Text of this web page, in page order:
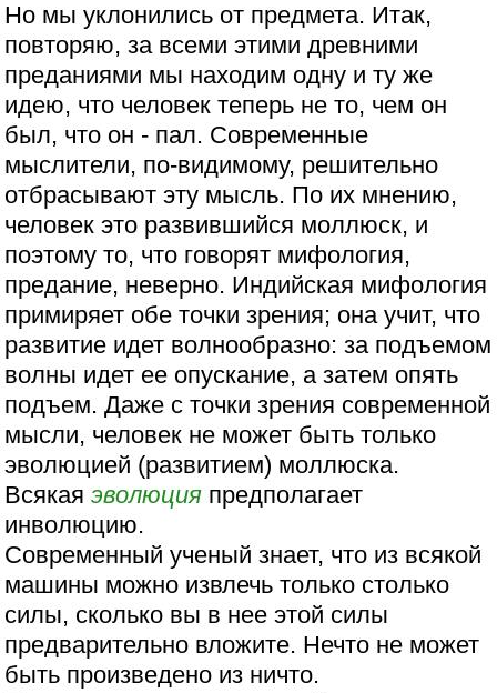
Но мы уклонились от предмета. Итак,
повторяю, за всеми этими древними
преданиями мы находим одну и ту же
идею, что человек теперь не то, чем он
был, что он - пал. Современные
мыслители, по-видимому, решительно
отбрасывают эту мысль. По их мнению,
человек это развившийся моллюск, и
поэтому то, что говорят мифология,
предание, неверно. Индийская мифология
примиряет обе точки зрения; она учит, что
развитие идет волнообразно: за подъемом
волны идет ее опускание, а затем опять
подъем. Даже с точки зрения современной
мысли, человек не может быть только
эволюцией (развитием) моллюска.
Всякаяэволюция предполагает
инволюцию.
Современный ученый знает, что из всякой
машины можно извлечь только столько
силы, сколько вы в нее этой силы
предварительно вложите. Нечто не может
быть произведено из ничто.